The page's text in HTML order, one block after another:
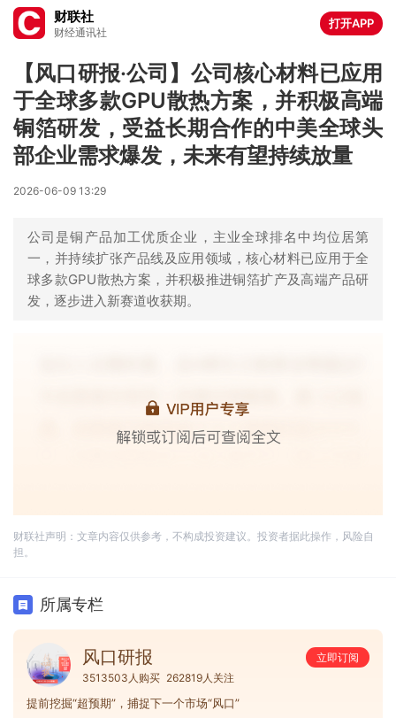
财联社
财经通讯社
打开APP
【风口研报·公司】公司核心材料已应用
于全球多款GPU散热方案，并积极高端
铜箔研发，受益长期合作的中美全球头
部企业需求爆发，未来有望持续放量
2026-06-09 13:29
公司是铜产品加工优质企业，主业全球排名中均位居第
一，并持续扩张产品线及应用领域，核心材料已应用于全
球多款GPU散热方案，并积极推进铜箔扩产及高端产品研
发，逐步进入新赛道收获期。
财联社声明：文章内容仅供参考，不构成投资建议。投资者据此操作，风险自
担。
所属专栏
风口研报
立即订阅
3513503人购买 262819人关注
提前挖掘“超预期”，捕捉下一个市场“风口”